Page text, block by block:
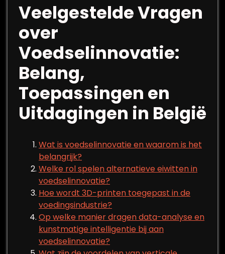
Veelgestelde Vragen
over
Voedselinnovatie:
Belang,
Toepassingen en
Uitdagingen in België
Wat is voedselinnovatie en waarom is het
belangrijk?
Welke rol spelen alternatieve eiwitten in
voedselinnovatie?
Hoe wordt 3D-printen toegepast in de
voedingsindustrie?
Op welke manier dragen data-analyse en
kunstmatige intelligentie bij aan
voedselinnovatie?